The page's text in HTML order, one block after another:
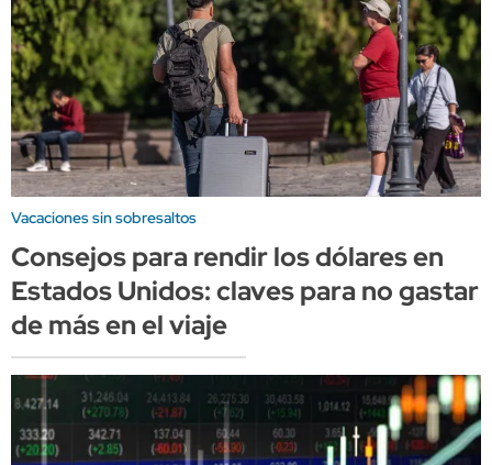
Vacaciones sin sobresaltos
Consejos para rendir los dólares en
Estados Unidos: claves para no gastar
de más en el viaje